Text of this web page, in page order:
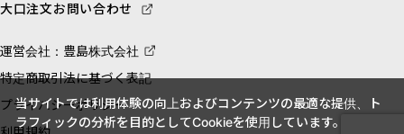
大口注文お問い合わせ
運営会社：豊島株式会社
特定商取引法に基づく表記
プライバシーポリシー
当サイトでは利用体験の向上およびコンテンツの最適な提供、ト
ラフィックの分析を目的としてCookieを使用しています。